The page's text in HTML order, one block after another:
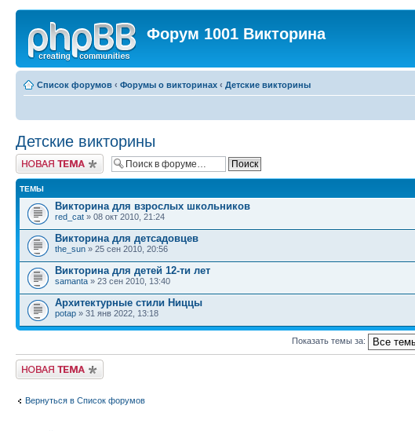
Форум 1001 Викторина
Список форумов ‹ Форумы о викторинах ‹ Детские викторины
Детские викторины
Новая тема
ТЕМЫ
Викторина для взрослых школьников
red_cat » 08 окт 2010, 21:24
Викторина для детсадовцев
the_sun » 25 сен 2010, 20:56
Викторина для детей 12-ти лет
samanta » 23 сен 2010, 13:40
Архитектурные стили Ниццы
potap » 31 янв 2022, 13:18
Показать темы за:
Новая тема
Вернуться в Список форумов